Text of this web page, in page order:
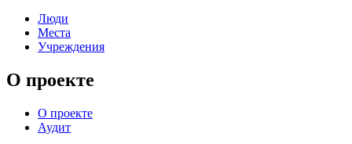
Люди
Места
Учреждения
О проекте
О проекте
Аудит